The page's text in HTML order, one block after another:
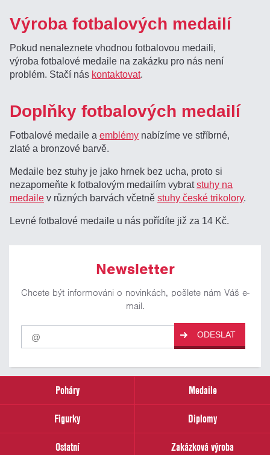
Výroba fotbalových medailí
Pokud nenaleznete vhodnou fotbalovou medaili,
výroba fotbalové medaile na zakázku pro nás není
problém. Stačí nás kontaktovat.
Doplňky fotbalových medailí
Fotbalové medaile aemblémy nabízíme ve stříbrné,
zlaté a bronzové barvě.
Medaile bez stuhy je jako hrnek bez ucha, proto si
nezapomeňte k fotbalovým medailím vybratstuhy na
medaile v různých barvách včetněstuhy české trikolory.
Levné fotbalové medaile u nás pořídíte již za 14 Kč.
Newsletter
Chcete být informováni o novinkách, pošlete nám Váš e-
mail.
Pro
odběr
našich
email
ODESLAT
Poháry
Medaile
Figurky
Diplomy
Ostatní
Zakázková výroba